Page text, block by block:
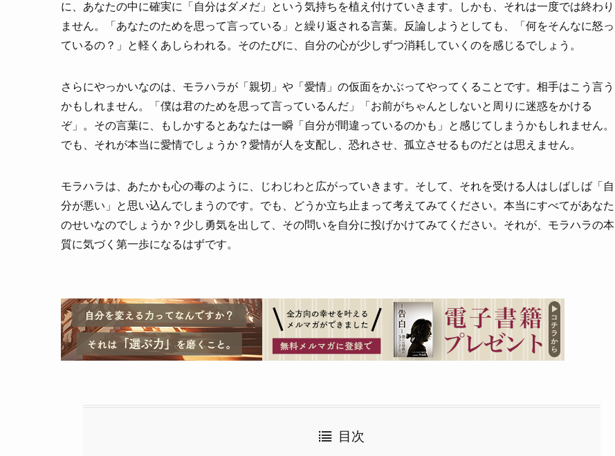
に、あなたの中に確実に「自分はダメだ」という気持ちを植え付けていきます。しかも、それは一度では終わり
ません。「あなたのためを思って言っている」と繰り返される言葉。反論しようとしても、「何をそんなに怒っ
ているの？」と軽くあしらわれる。そのたびに、自分の心が少しずつ消耗していくのを感じるでしょう。
さらにやっかいなのは、モラハラが「親切」や「愛情」の仮面をかぶってやってくることです。相手はこう言う
かもしれません。「僕は君のためを思って言っているんだ」「お前がちゃんとしないと周りに迷惑をかける
ぞ」。その言葉に、もしかするとあなたは一瞬「自分が間違っているのかも」と感じてしまうかもしれません。
でも、それが本当に愛情でしょうか？愛情が人を支配し、恐れさせ、孤立させるものだとは思えません。
モラハラは、あたかも心の毒のように、じわじわと広がっていきます。そして、それを受ける人はしばしば「自
分が悪い」と思い込んでしまうのです。でも、どうか立ち止まって考えてみてください。本当にすべてがあなた
のせいなのでしょうか？少し勇気を出して、その問いを自分に投げかけてみてください。それが、モラハラの本
質に気づく第一歩になるはずです。
目次